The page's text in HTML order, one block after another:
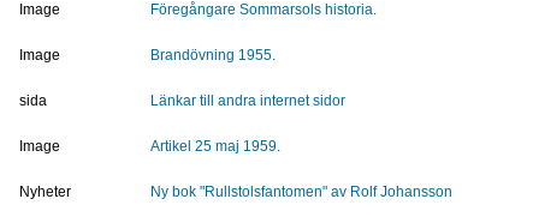
Image Föregångare Sommarsols historia.
Image Brandövning 1955.
sida Länkar till andra internet sidor
Image Artikel 25 maj 1959.
Nyheter Ny bok "Rullstolsfantomen" av Rolf Johansson